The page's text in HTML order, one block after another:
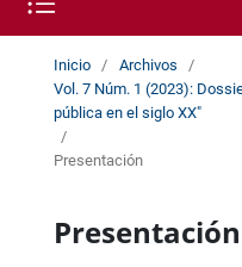
Inicio / Archivos
/
Vol. 7 Núm. 1 (2023):
pública en el siglo XX"
/
Presentación